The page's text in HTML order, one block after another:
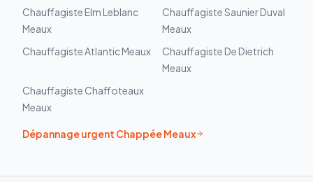
Chauffagiste Elm Leblanc
Meaux
ChauffagisteSaunier Duval
Meaux
ChauffagisteAtlanticMeaux Chauffagiste De Dietrich
Meaux
Chauffagiste Chaffoteaux
Meaux
Dépannage urgent ChappéeMeaux